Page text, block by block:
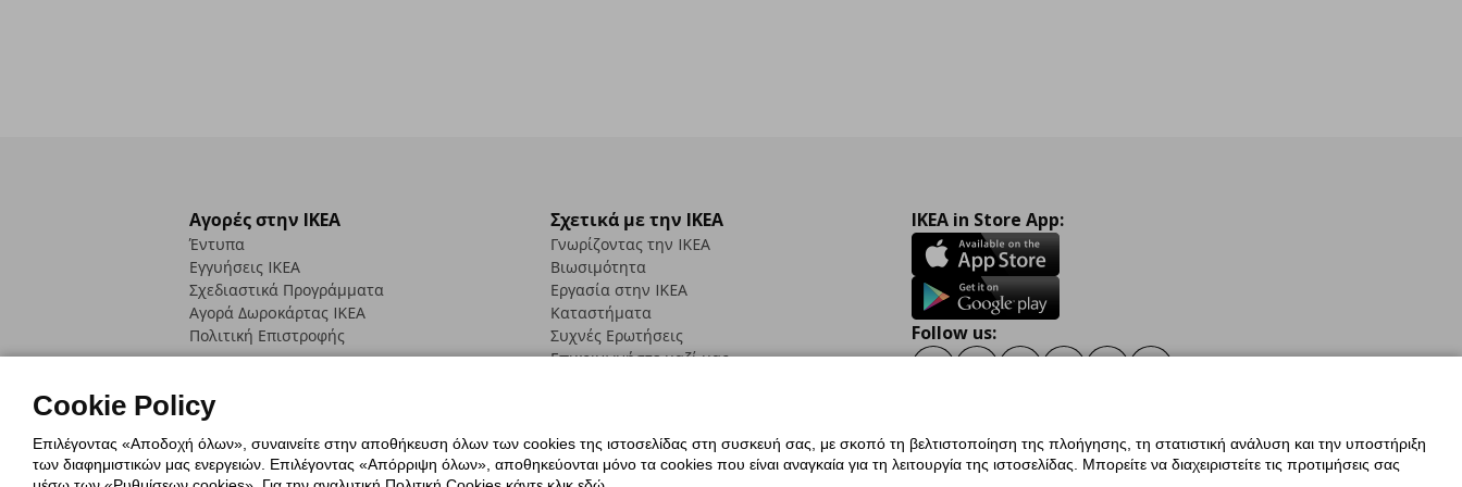
Αγορές στην IKEA
Έντυπα
Εγγυήσεις IKEA
Σχεδιαστικά Προγράμματα
Αγορά Δωρoκάρτας IKEA
Πολιτική Επιστροφής
Σχετικά με την IKEA
Γνωρίζοντας την IKEA
Βιωσιμότητα
Εργασία στην IKEA
Καταστήματα
Συχνές Ερωτήσεις
Επικοινωνήστε μαζί μας
IKEA in Store App:
Follow us:
Πολιτική Cookies Δήλωση ψηφιακής προσβασιμότητας Γενική Πολιτική Προσωπικών Δεδομένων
Cookie Policy
Επιλέγοντας «Αποδοχή όλων», συναινείτε στην αποθήκευση όλων των cookies της ιστοσελίδας στη συσκευή σας, με σκοπό τη βελτιστοποίηση της πλοήγησης, τη στατιστική ανάλυση και την υποστήριξη
των διαφημιστικών μας ενεργειών. Επιλέγοντας «Απόρριψη όλων», αποθηκεύονται μόνο τα cookies που είναι αναγκαία για τη λειτουργία της ιστοσελίδας. Μπορείτε να διαχειριστείτε τις προτιμήσεις σας